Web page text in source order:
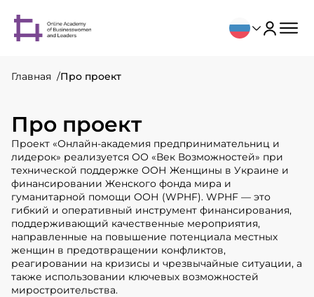
Главная Про проект
Про проект
Проект «Онлайн-академия предпринимательниц и
лидерок» реализуется ОО «Век Возможностей» при
технической поддержке ООН Женщины в Украине и
финансировании Женского фонда мира и
гуманитарной помощи ООН (WPHF). WPHF — это
гибкий и оперативный инструмент финансирования,
поддерживающий качественные мероприятия,
направленные на повышение потенциала местных
женщин в предотвращении конфликтов,
реагировании на кризисы и чрезвычайные ситуации, а
также использовании ключевых возможностей
миростроительства.